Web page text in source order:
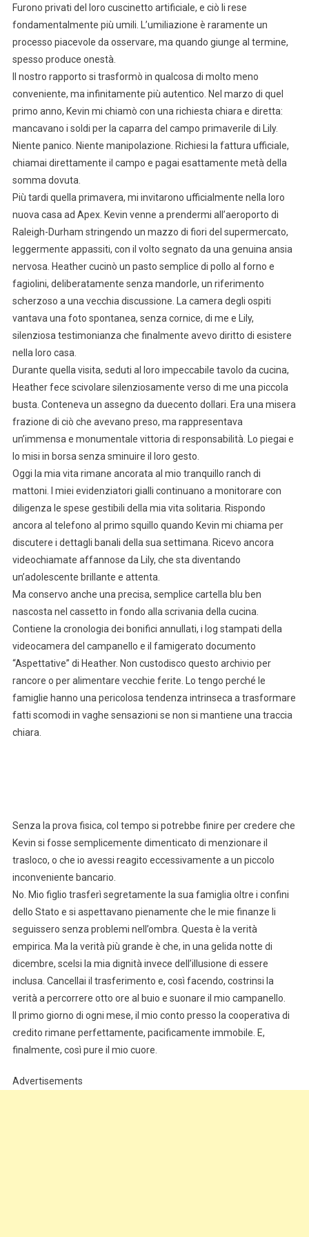
Furono privati del loro cuscinetto artificiale, e ciò li rese
fondamentalmente più umili. L’umiliazione è raramente un
processo piacevole da osservare, ma quando giunge al termine,
spesso produce onestà.
Il nostro rapporto si trasformò in qualcosa di molto meno
conveniente, ma infinitamente più autentico. Nel marzo di quel
primo anno, Kevin mi chiamò con una richiesta chiara e diretta:
mancavano i soldi per la caparra del campo primaverile di Lily.
Niente panico. Niente manipolazione. Richiesi la fattura ufficiale,
chiamai direttamente il campo e pagai esattamente metà della
somma dovuta.
Più tardi quella primavera, mi invitarono ufficialmente nella loro
nuova casa ad Apex. Kevin venne a prendermi all’aeroporto di
Raleigh-Durham stringendo un mazzo di fiori del supermercato,
leggermente appassiti, con il volto segnato da una genuina ansia
nervosa. Heather cucinò un pasto semplice di pollo al forno e
fagiolini, deliberatamente senza mandorle, un riferimento
scherzoso a una vecchia discussione. La camera degli ospiti
vantava una foto spontanea, senza cornice, di me e Lily,
silenziosa testimonianza che finalmente avevo diritto di esistere
nella loro casa.
Durante quella visita, seduti al loro impeccabile tavolo da cucina,
Heather fece scivolare silenziosamente verso di me una piccola
busta. Conteneva un assegno da duecento dollari. Era una misera
frazione di ciò che avevano preso, ma rappresentava
un’immensa e monumentale vittoria di responsabilità. Lo piegai e
lo misi in borsa senza sminuire il loro gesto.
Oggi la mia vita rimane ancorata al mio tranquillo ranch di
mattoni. I miei evidenziatori gialli continuano a monitorare con
diligenza le spese gestibili della mia vita solitaria. Rispondo
ancora al telefono al primo squillo quando Kevin mi chiama per
discutere i dettagli banali della sua settimana. Ricevo ancora
videochiamate affannose da Lily, che sta diventando
un’adolescente brillante e attenta.
Ma conservo anche una precisa, semplice cartella blu ben
nascosta nel cassetto in fondo alla scrivania della cucina.
Contiene la cronologia dei bonifici annullati, i log stampati della
videocamera del campanello e il famigerato documento
“Aspettative” di Heather. Non custodisco questo archivio per
rancore o per alimentare vecchie ferite. Lo tengo perché le
famiglie hanno una pericolosa tendenza intrinseca a trasformare
fatti scomodi in vaghe sensazioni se non si mantiene una traccia
chiara.
Senza la prova fisica, col tempo si potrebbe finire per credere che
Kevin si fosse semplicemente dimenticato di menzionare il
trasloco, o che io avessi reagito eccessivamente a un piccolo
inconveniente bancario.
No. Mio figlio trasferì segretamente la sua famiglia oltre i confini
dello Stato e si aspettavano pienamente che le mie finanze li
seguissero senza problemi nell’ombra. Questa è la verità
empirica. Ma la verità più grande è che, in una gelida notte di
dicembre, scelsi la mia dignità invece dell’illusione di essere
inclusa. Cancellai il trasferimento e, così facendo, costrinsi la
verità a percorrere otto ore al buio e suonare il mio campanello.
Il primo giorno di ogni mese, il mio conto presso la cooperativa di
credito rimane perfettamente, pacificamente immobile. E,
finalmente, così pure il mio cuore.
Advertisements